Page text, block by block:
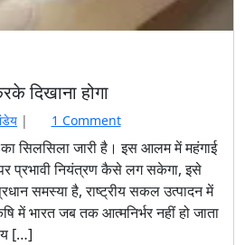
दिखाना होगा
| 1 Commento
म
हं
गा
ई
सिलसिला जारी है। इस आलम में महंगाई
प्रभावी नियंत्रण कैसे लग सकेगा, इसे
समस्या है, राष्ट्रीय सकल उत्पादन में
में भारत जब तक आत्मनिर्भर नहीं हो जाता
[…]